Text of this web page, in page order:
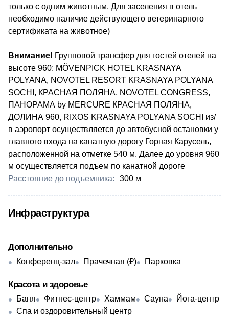
только с одним животным. Для заселения в отель
необходимо наличие действующего ветеринарного
сертификата на животное)
Внимание! Групповой трансфер для гостей отелей на
высоте 960: MÖVENPICK HOTEL KRASNAYA
POLYANA, NOVOTEL RESORT KRASNAYA POLYANA
SOCHI, КРАСНАЯ ПОЛЯНА, NOVOTEL CONGRESS,
ПАНОРАМА by MERCURE КРАСНАЯ ПОЛЯНА,
ДОЛИНА 960, RIXOS KRASNAYA POLYANA SOCHI из/
в аэропорт осуществляется до автобусной остановки у
главного входа на канатную дорогу Горная Карусель,
расположенной на отметке 540 м. Далее до уровня 960
м осуществляется подъем по канатной дороге
Расстояние до подъемника:
300 м
Инфраструктура
Дополнительно
Конференц-зал Прачечная (₽) Парковка
Красота и здоровье
Баня Фитнес-центр Хаммам Сауна
Йога-центр
Спа и оздоровительный центр